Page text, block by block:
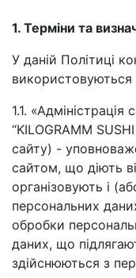
1. Терміни та
У даній Політиці
використовуються
1.1.
“KILOGRAMM
сайту) -
сайтом, що діють
організовують і
персональних
обробки
даних, що
здійснюються з